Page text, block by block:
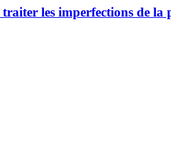
les imperfections de la